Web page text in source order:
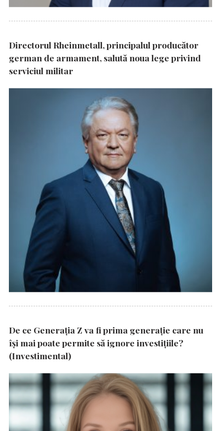
Directorul Rheinmetall, principalul producător
german de armament, salută noua lege privind
serviciul militar
De ce Generația Z va fi prima generație care nu
își mai poate permite să ignore investițiile?
(Investimental)